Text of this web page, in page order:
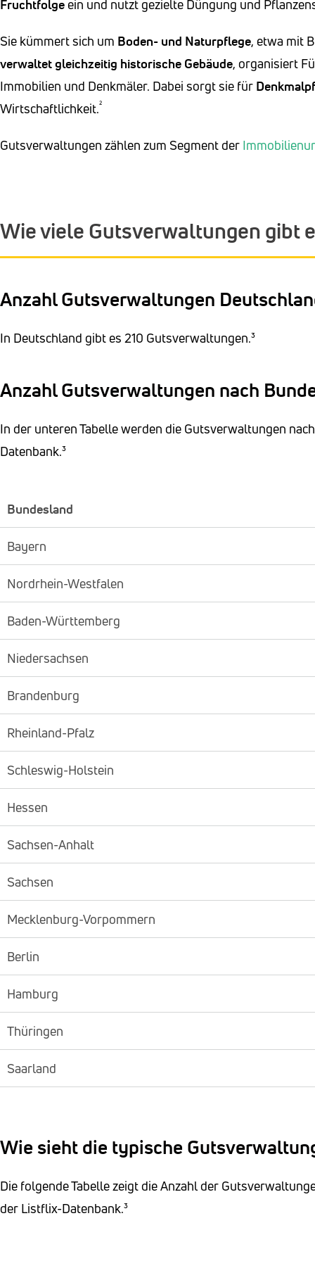
Fruchtfolge ein und nutzt gezielte Düngung und
Sie kümmert sich um Boden- und Naturpflege, etwa mit
verwaltet gleichzeitig historische Gebäude, organisiert
Immobilien und Denkmäler. Dabei sorgt sie für
Wirtschaftlichkeit.²
Gutsverwaltungen zählen zum Segment der
Wie viele Gutsverwaltungen gibt
Anzahl Gutsverwaltungen
In Deutschland gibt es 210 Gutsverwaltungen.³
Anzahl Gutsverwaltungen nach
In der unteren Tabelle werden die Gutsverwaltungen
Datenbank.³
Bundesland
Bayern
Nordrhein-Westfalen
Baden-Württemberg
Niedersachsen
Brandenburg
Rheinland-Pfalz
Schleswig-Holstein
Hessen
Sachsen-Anhalt
Sachsen
Mecklenburg-Vorpommern
Berlin
Hamburg
Thüringen
Saarland
Wie sieht die typische
Die folgende Tabelle zeigt die Anzahl der
der Listflix-Datenbank.³